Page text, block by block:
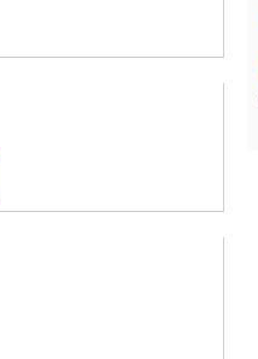
quantity